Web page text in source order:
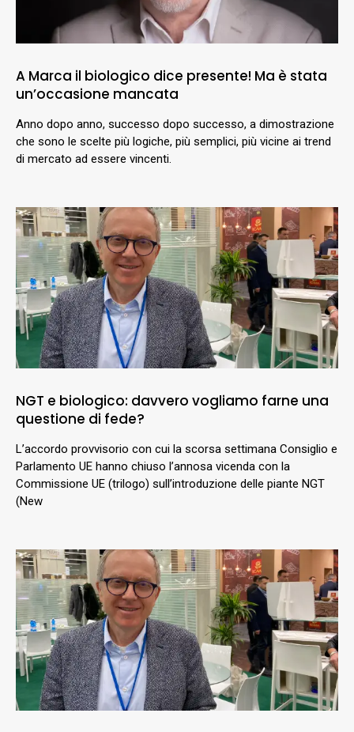
A Marca il biologico dice presente! Ma è stata
un’occasione mancata
Anno dopo anno, successo dopo successo, a dimostrazione
che sono le scelte più logiche, più semplici, più vicine ai trend
di mercato ad essere vincenti.
NGT e biologico: davvero vogliamo farne una
questione di fede?
L’accordo provvisorio con cui la scorsa settimana Consiglio e
Parlamento UE hanno chiuso l’annosa vicenda con la
Commissione UE (trilogo) sull’introduzione delle piante NGT
(New